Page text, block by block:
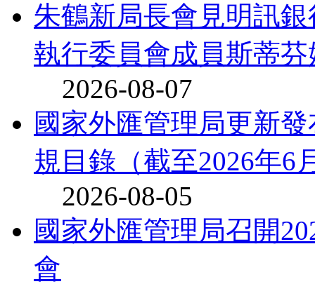
朱鶴新局長會見明訊
執行委員會成員斯蒂芬
2026-08-07
國家外匯管理局更新
規目錄（截至2026年6
2026-08-05
國家外匯管理局召開
會